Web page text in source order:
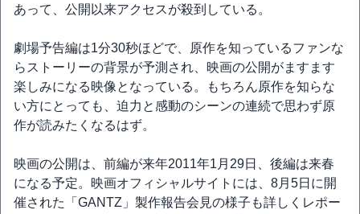
あって、公開以来アクセスが殺到している。
劇場予告編は1分30秒ほどで、原作を知っているファンな
らストーリーの背景が予測され、映画の公開がますます
楽しみになる映像となっている。もちろん原作を知らな
い方にとっても、迫力と感動のシーンの連続で思わず原
作が読みたくなるはず。
映画の公開は、前編が来年2011年1月29日、後編は来春
になる予定。映画オフィシャルサイトには、8月5日に開
催された「GANTZ」製作報告会見の様子も詳しくレポー